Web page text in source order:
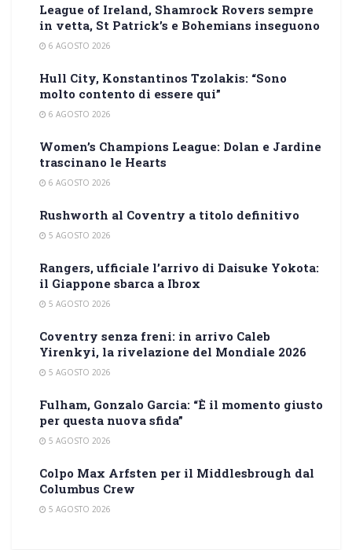
League of Ireland, Shamrock Rovers sempre
in vetta, St Patrick’s e Bohemians inseguono
6 AGOSTO 2026
Hull City, Konstantinos Tzolakis: “Sono
molto contento di essere qui”
6 AGOSTO 2026
Women’s Champions League: Dolan e Jardine
trascinano le Hearts
6 AGOSTO 2026
Rushworth al Coventry a titolo definitivo
5 AGOSTO 2026
Rangers, ufficiale l’arrivo di Daisuke Yokota:
il Giappone sbarca a Ibrox
5 AGOSTO 2026
Coventry senza freni: in arrivo Caleb
Yirenkyi, la rivelazione del Mondiale 2026
5 AGOSTO 2026
Fulham, Gonzalo Garcia: “È il momento giusto
per questa nuova sfida”
5 AGOSTO 2026
Colpo Max Arfsten per il Middlesbrough dal
Columbus Crew
5 AGOSTO 2026